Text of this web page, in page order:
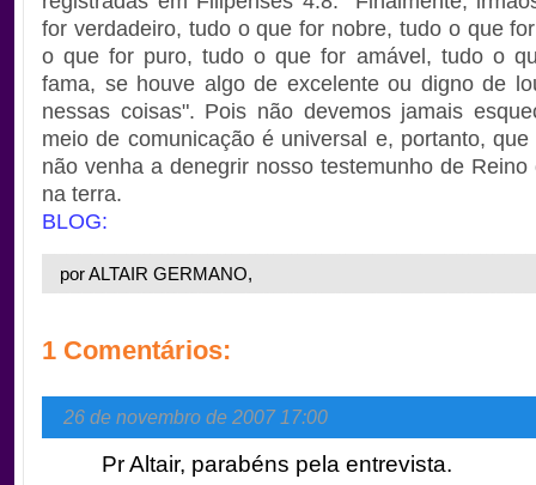
for verdadeiro, tudo o que for nobre, tudo o que
o que for puro, tudo o que for amável, tudo o
fama, se houve algo de excelente ou digno de
nessas coisas". Pois não devemos jamais
meio de comunicação é universal e, portanto,
não venha a denegrir nosso testemunho de Reino
na terra.
BLOG:
por ALTAIR GERMANO,
1 Comentários:
26 de novembro de 2007 17:00
Pr Altair, parabéns pela entrevista.